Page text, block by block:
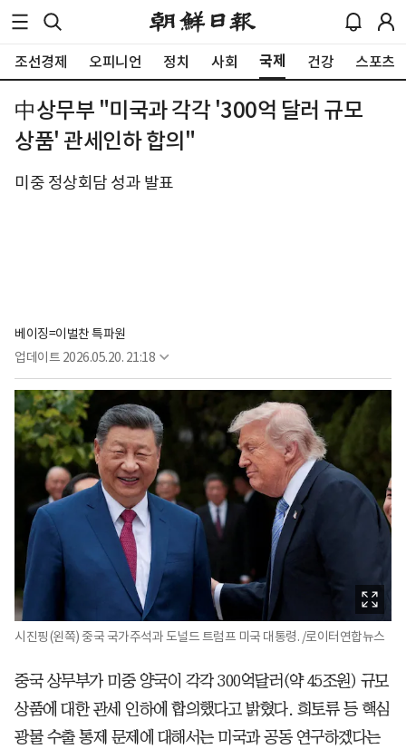
조선경제 오피니언 정치 사회 국제 건강 스포츠
中상무부 "미국과 각각 '300억 달러 규모
상품' 관세인하 합의"
미중 정상회담 성과 발표
베이징=이벌찬 특파원
업데이트 2026.05.20. 21:18
시진핑(왼쪽) 중국 국가주석과 도널드 트럼프 미국 대통령. /로이터연합뉴스
중국 상무부가 미중 양국이 각각 300억달러(약 45조원) 규모
상품에 대한 관세 인하에 합의했다고 밝혔다. 희토류 등 핵심
광물 수출 통제 문제에 대해서는 미국과 공동 연구하겠다는